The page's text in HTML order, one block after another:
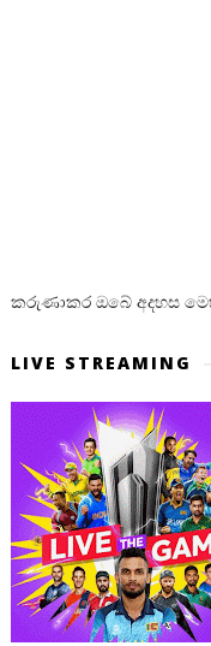
කරුණාකර ඔබේ අදහස
LIVE STREAMING